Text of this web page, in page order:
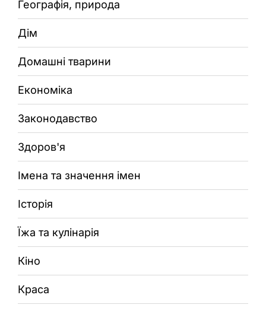
Географія, природа
Дім
Домашні тварини
Економіка
Законодавство
Здоров'я
Імена та значення імен
Історія
Їжа та кулінарія
Кіно
Краса